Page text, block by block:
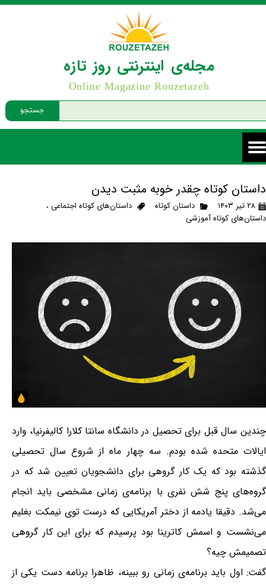
جستجو
مجله‌ی اینترنتی روز تازه
Online Magazine Rouzetazeh
داستان کوتاه چقدر خوبه مثبت دیدن
۲۸ تیر ۱۴۰۳ داستان کوتاه داستان‌های کوتاه اجتماعی،
داستان‌های کوتاه آموزشی
چندین سال قبل برای تحصیل در دانشگاه سانتا کلارا کالیفرنیا، وارد
ایالات متحده شده بودم. سه چهار ماه از شروع سال تحصیلی
گذشته بود که یک کار گروهی برای دانشجویان تعیین شد که در
گروه‌های پنج شش نفری با برنامه‌ی زمانی مشخصی باید انجام
می‌شد. دقیقا یادمه از دختر آمریکایی که درست توی نیمکت بغلیم
می‌نشست و اسمش کاترینا بود پرسیدم که برای این کار گروهی
تصمیمش چیه؟
گفت: اول باید برنامه‌ی زمانی رو ببینه، ظاهرا برنامه دست یکی از